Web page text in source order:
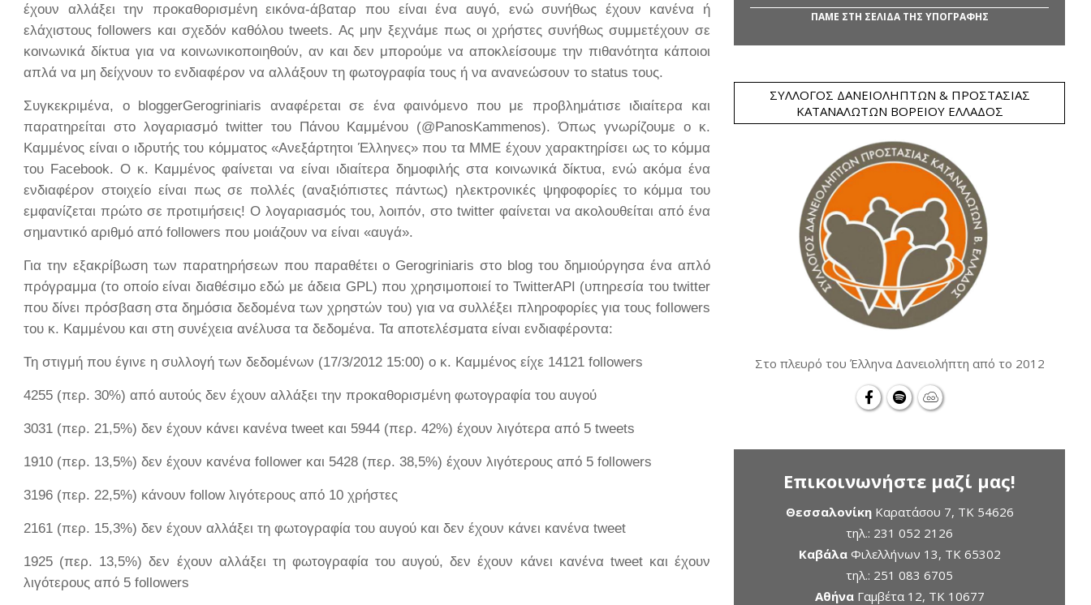
έχουν αλλάξει την προκαθορισμένη εικόνα-άβαταρ που είναι ένα αυγό, ενώ συνήθως έχουν κανένα ή
ελάχιστους followers και σχεδόν καθόλουtweets. Ας μην ξεχνάμε πως οι χρήστες συνήθως συμμετέχουν σε
κοινωνικά δίκτυα για να κοινωνικοποιηθούν, αν και δεν μπορούμε να αποκλείσουμε την πιθανότητα κάποιοι
απλά να μη δείχνουν το ενδιαφέρον να αλλάξουν τη φωτογραφία τους ή να ανανεώσουν το status τους.
Συγκεκριμένα, ο bloggerGerogriniaris αναφέρεται σε ένα φαινόμενο που με προβλημάτισε ιδιαίτερα και
παρατηρείται στο λογαριασμό twitterτου Πάνου Καμμένου (@PanosKammenos). Όπως γνωρίζουμε ο κ.
Καμμένος είναι ο ιδρυτής του κόμματος «Ανεξάρτητοι Έλληνες» που τα ΜΜΕ έχουν χαρακτηρίσει ως το κόμμα
του Facebook. Ο κ. Καμμένος φαίνεται να είναι ιδιαίτερα δημοφιλής στα κοινωνικά δίκτυα, ενώ ακόμα ένα
ενδιαφέρον στοιχείο είναι πως σε πολλές (αναξιόπιστες πάντως) ηλεκτρονικές ψηφοφορίες το κόμμα του
εμφανίζεται πρώτο σε προτιμήσεις! Ο λογαριασμός του, λοιπόν, στοtwitter φαίνεται να ακολουθείται από ένα
σημαντικό αριθμό από followers που μοιάζουν να είναι «αυγά».
Για την εξακρίβωση των παρατηρήσεων που παραθέτει ο Gerogriniaris στο blog του δημιούργησα ένα απλό
πρόγραμμα (το οποίο είναι διαθέσιμο εδώ με άδεια GPL) που χρησιμοποιεί το TwitterAPI (υπηρεσία τουtwitter
που δίνει πρόσβαση στα δημόσια δεδομένα των χρηστών του) για να συλλέξει πληροφορίες για τους followers
του κ. Καμμένου και στη συνέχεια ανέλυσα τα δεδομένα. Τα αποτελέσματα είναι ενδιαφέροντα:
Τη στιγμή που έγινε η συλλογή των δεδομένων (17/3/2012 15:00) ο κ. Καμμένος είχε 14121 followers
4255 (περ. 30%) από αυτούς δεν έχουν αλλάξει την προκαθορισμένη φωτογραφία του αυγού
3031 (περ. 21,5%) δεν έχουν κάνει κανένα tweet και 5944 (περ. 42%) έχουν λιγότερα από 5 tweets
1910 (περ. 13,5%) δεν έχουν κανένα follower και 5428 (περ. 38,5%) έχουν λιγότερους από 5 followers
3196 (περ. 22,5%) κάνουν followλιγότερους από 10 χρήστες
2161 (περ. 15,3%) δεν έχουν αλλάξει τη φωτογραφία του αυγού και δεν έχουν κάνει κανένα tweet
1925 (περ. 13,5%) δεν έχουν αλλάξει τη φωτογραφία του αυγού, δεν έχουν κάνει κανένα tweetκαι έχουν
λιγότερους από 5 followers
ΠΑΜΕ ΣΤΗ ΣΕΛΙΔΑ ΤΗΣ ΥΠΟΓΡΑΦΗΣ
ΣΎΛΛΟΓΟΣ ΔΑΝΕΙΟΛΗΠΤΏΝ & ΠΡΟΣΤΑΣΊΑΣ
ΚΑΤΑΝΑΛΩΤΏΝ ΒΟΡΕΊΟΥ ΕΛΛΆΔΟΣ
Στο πλευρό του Έλληνα Δανειολήπτη από το 2012
Επικοινωνήστε μαζί μας!
ΘεσσαλονίκηΚαρατάσου 7, TK 54626
τηλ.: 231 052 2126
ΚαβάλαΦιλελλήνων 13, ΤΚ 65302
τηλ.: 251 083 6705
ΑθήναΓαμβέτα 12, ΤΚ 10677